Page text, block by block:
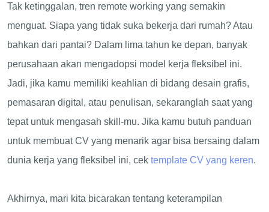
Tak ketinggalan, tren remote working yang semakin
menguat. Siapa yang tidak suka bekerja dari rumah? Atau
bahkan dari pantai? Dalam lima tahun ke depan, banyak
perusahaan akan mengadopsi model kerja fleksibel ini.
Jadi, jika kamu memiliki keahlian di bidang desain grafis,
pemasaran digital, atau penulisan, sekaranglah saat yang
tepat untuk mengasah skill-mu. Jika kamu butuh panduan
untuk membuat CV yang menarik agar bisa bersaing dalam
dunia kerja yang fleksibel ini, cek template CV yang keren.
Akhirnya, mari kita bicarakan tentang keterampilan